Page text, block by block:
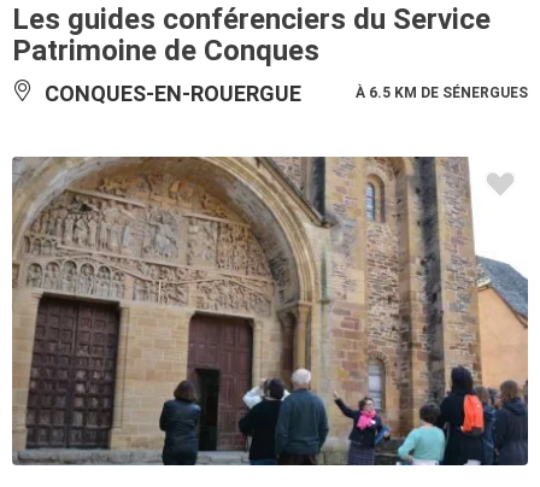
Les guides conférenciers du Service
Patrimoine de Conques
CONQUES-EN-ROUERGUE À 6.5 KM DE SÉNERGUES